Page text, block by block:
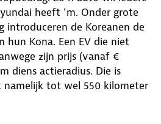
heeft ‘m. Onder grote
introduceren de Koreanen de
hun Kona. Een EV die niet
zijn prijs (vanaf €
diens actieradius. Die is
namelijk tot wel 550 kilometer